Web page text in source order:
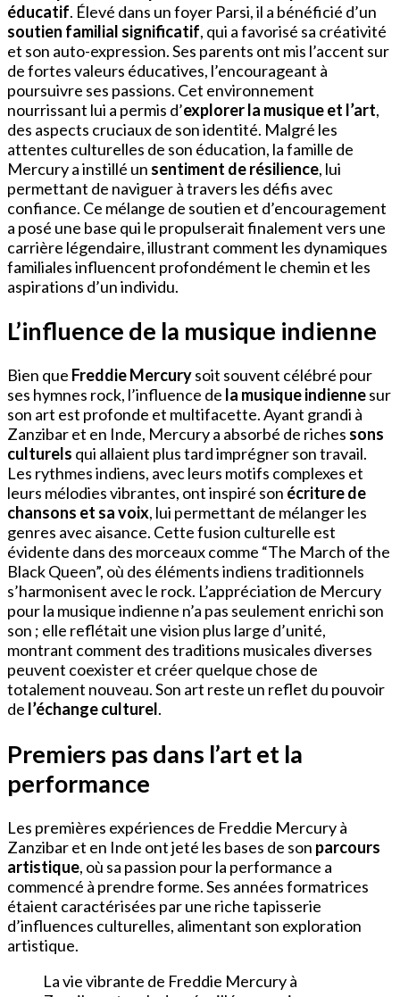
éducatif. Élevé dans un foyer Parsi, il a bénéficié d’un
soutien familial significatif, qui a favorisé sa créativité
et son auto-expression. Ses parents ont mis l’accent sur
de fortes valeurs éducatives, l’encourageant à
poursuivre ses passions. Cet environnement
nourrissant lui a permis d’explorer la musique et l’art,
des aspects cruciaux de son identité. Malgré les
attentes culturelles de son éducation, la famille de
Mercury a instillé un sentiment de résilience, lui
permettant de naviguer à travers les défis avec
confiance. Ce mélange de soutien et d’encouragement
a posé une base qui le propulserait finalement vers une
carrière légendaire, illustrant comment les dynamiques
familiales influencent profondément le chemin et les
aspirations d’un individu.
L’influence de la musique indienne
Bien que Freddie Mercurysoit souvent célébré pour
ses hymnes rock, l’influence de la musique indiennesur
son art est profonde et multifacette. Ayant grandi à
Zanzibar et en Inde, Mercury a absorbé de riches sons
culturels qui allaient plus tard imprégner son travail.
Les rythmes indiens, avec leurs motifs complexes et
leurs mélodies vibrantes, ont inspiré son écriture de
chansons et sa voix, lui permettant de mélanger les
genres avec aisance. Cette fusion culturelle est
évidente dans des morceaux comme “The March of the
Black Queen”, où des éléments indiens traditionnels
s’harmonisent avec le rock. L’appréciation de Mercury
pour la musique indienne n’a pas seulement enrichi son
son ; elle reflétait une vision plus large d’unité,
montrant comment des traditions musicales diverses
peuvent coexister et créer quelque chose de
totalement nouveau. Son art reste un reflet du pouvoir
de l’échange culturel.
Premiers pas dans l’art et la
performance
Les premières expériences de Freddie Mercury à
Zanzibar et en Inde ont jeté les bases de son parcours
artistique, où sa passion pour la performance a
commencé à prendre forme. Ses années formatrices
étaient caractérisées par une riche tapisserie
d’influences culturelles, alimentant son exploration
artistique.
La vie vibrante de Freddie Mercury à